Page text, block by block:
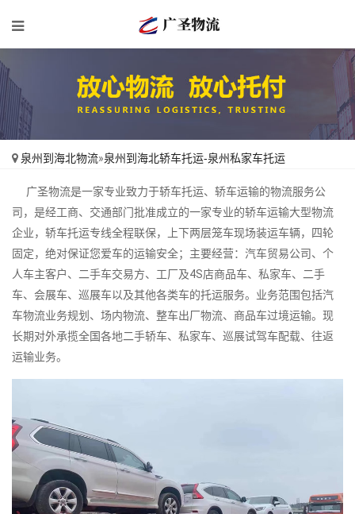
泉州到海北物流»泉州到海北轿车托运-泉州私家车托运
广圣物流是一家专业致力于轿车托运、轿车运输的物流服务公
司，是经工商、交通部门批准成立的一家专业的轿车运输大型物流
企业，轿车托运专线全程联保，上下两层笼车现场装运车辆，四轮
固定，绝对保证您爱车的运输安全；主要经营：汽车贸易公司、个
人车主客户、二手车交易方、工厂及4S店商品车、私家车、二手
车、会展车、巡展车以及其他各类车的托运服务。业务范围包括汽
车物流业务规划、场内物流、整车出厂物流、商品车过境运输。现
长期对外承揽全国各地二手轿车、私家车、巡展试驾车配载、往返
运输业务。